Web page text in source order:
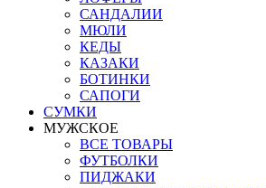
САНДАЛИИ
МЮЛИ
КЕДЫ
КАЗАКИ
БОТИНКИ
САПОГИ
СУМКИ
МУЖСКОЕ
ВСЕ ТОВАРЫ
ФУТБОЛКИ
ПИДЖАКИ